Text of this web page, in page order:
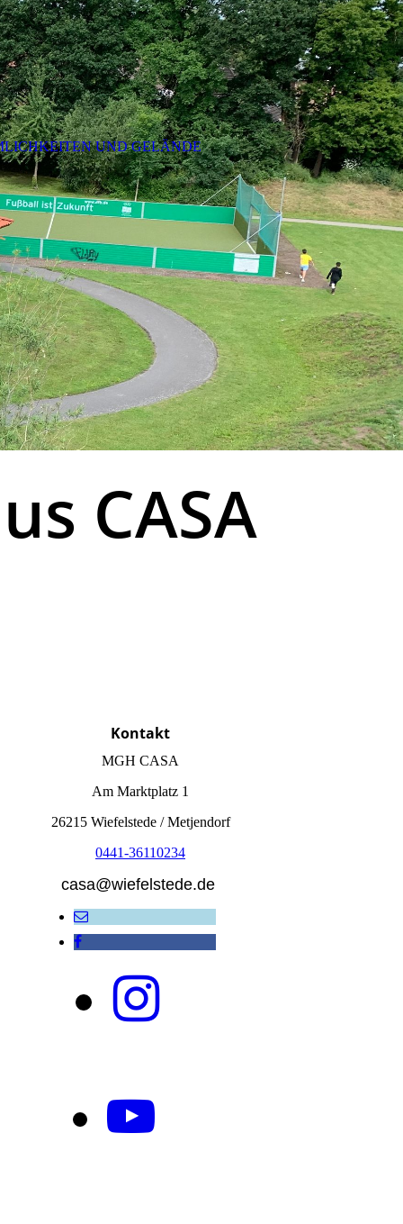
CASA
Kontakt
MGH CASA
Am Marktplatz 1
26215 Wiefelstede / Metjendorf
0441-36110234
casa@wiefelstede.de
UND GELÄNDE